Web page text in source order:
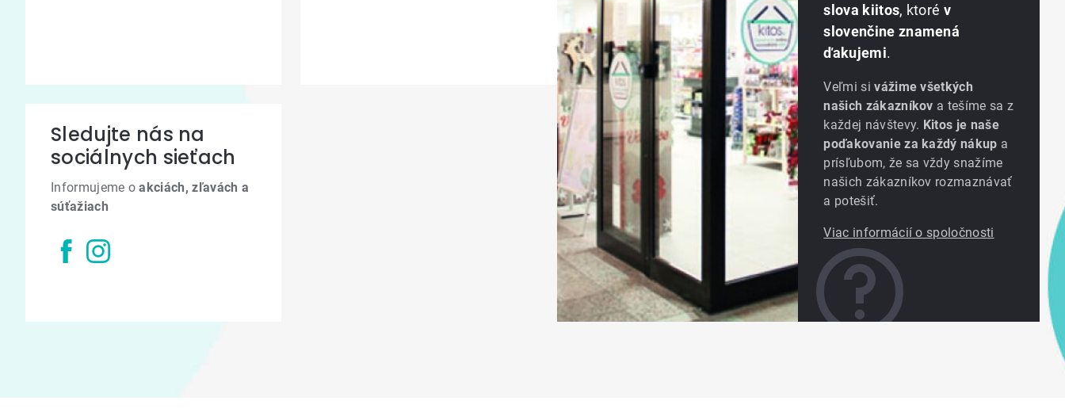
Sledujte nás na
sociálnych sieťach
Informujeme oakciách, zľavách a
súťažiach
slova kiitos, ktoré v
slovenčine znamená
ďakujemi.
Veľmi sivážime všetkých
našich zákazníkov a tešíme sa z
každej návštevy. Kitos je naše
poďakovanie za každý nákup a
prísľubom, že sa vždy snažíme
našich zákazníkov rozmaznávať
a potešiť.
Viac informácií o spoločnosti